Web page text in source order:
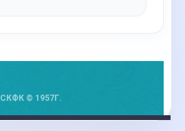
СКФК © 1957Г.